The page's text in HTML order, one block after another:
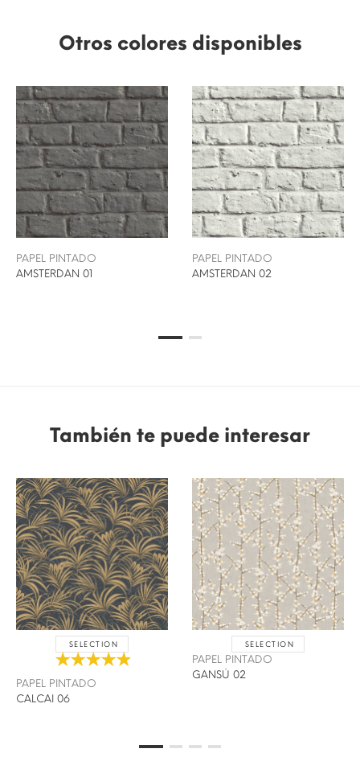
Otros colores disponibles
PAPEL PINTADO
AMSTERDAN 01
PAPEL PINTADO
AMSTERDAN 02
También te puede interesar
SELECTION
PAPEL PINTADO
CALCAI 06
SELECTION
PAPEL PINTADO
GANSÚ 02